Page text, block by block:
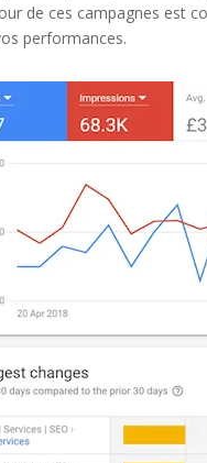
de ces campagnes est
performances.